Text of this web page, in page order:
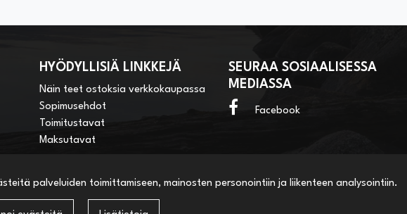
palveluiden toimittamiseen, mainosten personointiin ja liikenteen analysointiin.
HYÖDYLLISIÄ LINKKEJÄ
Näin teet ostoksia verkkokaupassa
Sopimusehdot
Toimitustavat
Maksutavat
SEURAA SOSIAALISESSA
MEDIASSA
Facebook